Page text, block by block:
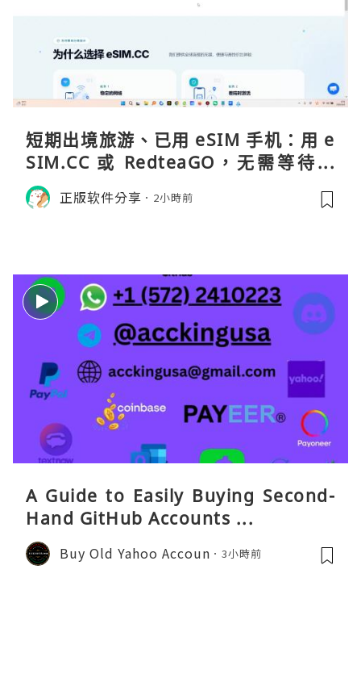
短期出境旅游、已用 eSIM 手机：用 e
SIM.CC 或 RedteaGO，无需等待收
货。需要“当地号码 + 通话短信”（如
打车、外卖、客户联络）：优先 Redt
正版软件分享 2小時前
A Guide to Easily Buying Second-
Hand GitHub Accounts ...
Buy Old Yahoo Accoun 3小時前